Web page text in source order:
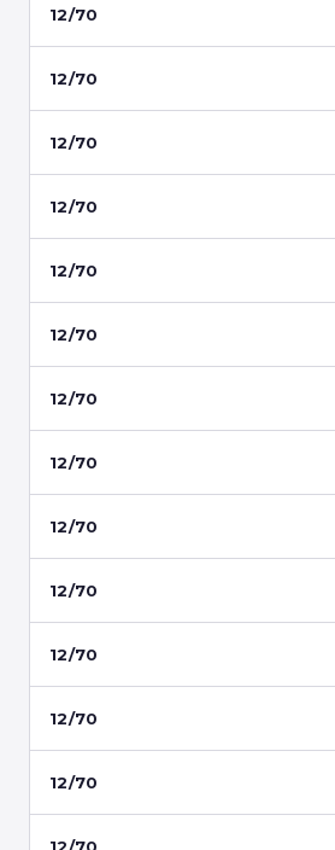
12/70
12/70
12/70
12/70
12/70
12/70
12/70
12/70
12/70
12/70
12/70
12/70
12/70